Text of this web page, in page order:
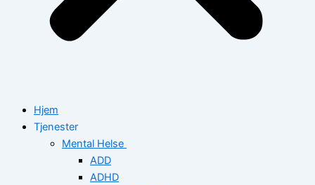
Hjem
Tjenester
Mental Helse
ADD
ADHD